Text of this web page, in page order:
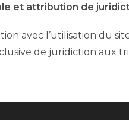
et attribution de
avec l’utilisation du
de juridiction aux